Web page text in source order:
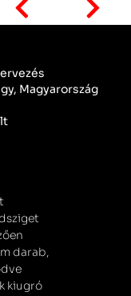
Magyarország
darab,
kiugró